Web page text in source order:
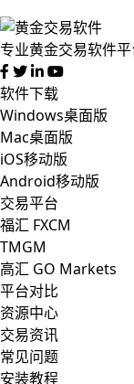
专业黄金交易软件
软件下载
Windows桌面版
Mac桌面版
iOS移动版
Android移动版
交易平台
福汇 FXCM
TMGM
高汇 GO Markets
平台对比
资源中心
交易资讯
常见问题
安装教程